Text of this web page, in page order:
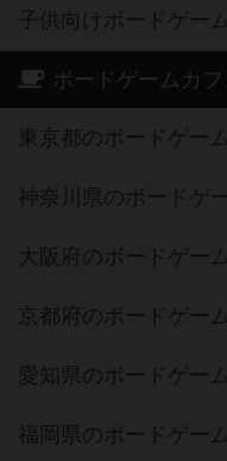
子供向けボードゲー
ボードゲームカフ
東京都のボードゲー
神奈川県のボードゲ
大阪府のボードゲー
京都府のボードゲー
愛知県のボードゲー
福岡県のボードゲー